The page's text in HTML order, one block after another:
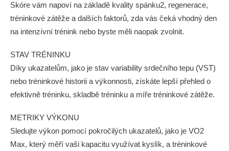
Skóre vám napoví na základě kvality spánku2, regenerace,
tréninkové zátěže a dalších faktorů, zda vás čeká vhodný den
na intenzívní trénink nebo byste měli naopak zvolnit.
STAV TRÉNINKU
Díky ukazatelům, jako je stav variability srdečního tepu (VST)
nebo tréninkové historii a výkonnosti, získáte lepší přehled o
efektivně tréninku, skladbě tréninku a míře tréninkové zátěže.
METRIKY VÝKONU
Sledujte výkon pomocí pokročilých ukazatelů, jako je VO2
Max, který měří vaši kapacitu využívat kyslík, a tréninkové